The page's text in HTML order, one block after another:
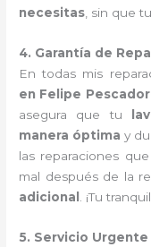
necesitas , sin que
4. Garantía de
En todas mis
en Felipe Pescador,
asegura que tu
manera óptima y
las reparaciones
mal después de la
adicional
. ¡Tu
5. Servicio Urgente